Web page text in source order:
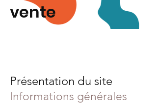
vente
Présentation du site
Informations générales